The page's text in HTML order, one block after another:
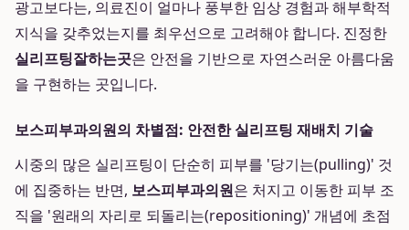
광고보다는, 의료진이 얼마나 풍부한 임상 경험과 해부학적
지식을 갖추었는지를 최우선으로 고려해야 합니다. 진정한
실리프팅잘하는곳은 안전을 기반으로 자연스러운 아름다움
을 구현하는 곳입니다.
보스피부과의원의 차별점: 안전한 실리프팅 재배치 기술
시중의 많은 실리프팅이 단순히 피부를 '당기는(pulling)' 것
에 집중하는 반면, 보스피부과의원은 처지고 이동한 피부 조
직을 '원래의 자리로 되돌리는(repositioning)' 개념에 초점